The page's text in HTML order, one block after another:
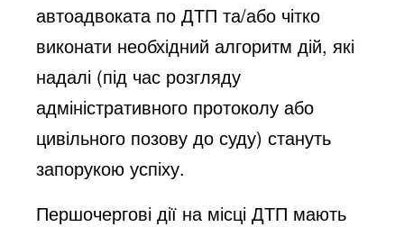
автоадвоката по ДТП та/або чітко
виконати необхідний алгоритм дій, які
надалі (під час розгляду
адміністративного протоколу або
цивільного позову до суду) стануть
запорукою успіху.
Першочергові дії на місці ДТП мають